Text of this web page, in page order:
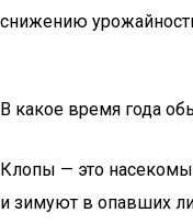
снижению
В какое время года
Клопы — это
и зимуют в опавших